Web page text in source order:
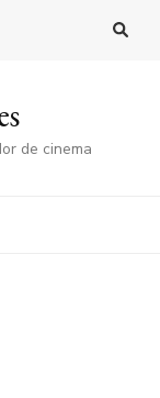
de cinema